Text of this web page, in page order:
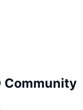
Community